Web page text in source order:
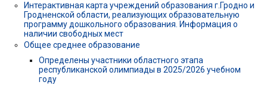
Интерактивная карта учреждений образования г.Гродно и
Гродненской области, реализующих образовательную
программу дошкольного образования. Информация о
наличии свободных мест
Общее среднее образование
Определены участники областного этапа
республиканской олимпиады в 2025/2026 учебном
году